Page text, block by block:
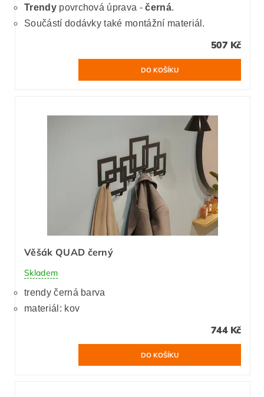
Trendypovrchová úprava -černá.
Součástí dodávky také montážní materiál.
507 Kč
Věšák QUAD černý
Skladem
trendy černá barva
materiál: kov
744 Kč